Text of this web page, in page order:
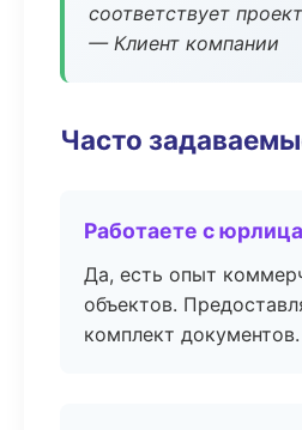
соответствует
— Клиент компании
Часто
Работаете с
Да, есть опыт
объектов.
комплект документов.